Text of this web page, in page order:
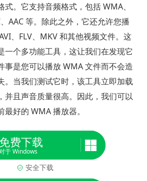
。它支持音频格式，包括 WMA、
AAC 等。除此之外，它还允许您播
、FLV、MKV 和其他视频文件。这
一个多功能工具，这让我们在发现它
事是您可以播放 WMA 文件而不会造
。当我们测试它时，该工具立即加载
并且声音质量很高。因此，我们可以
好的 WMA 播放器。
免费下载
于 Windows
安全下载